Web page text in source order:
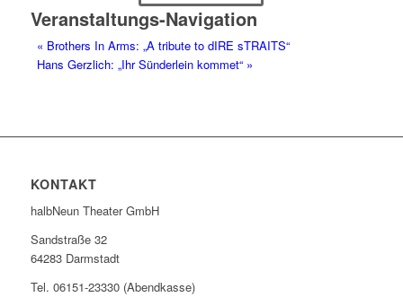
Veranstaltungs-Navigation
« Brothers In Arms: „A tribute to dIRE sTRAITS“
Hans Gerzlich: „Ihr Sünderlein kommet“ »
KONTAKT
halbNeun Theater GmbH
Sandstraße 32
64283 Darmstadt
Tel. 06151-23330 (Abendkasse)